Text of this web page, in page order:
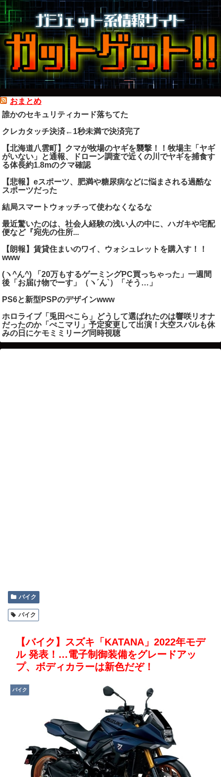
おまとめ
誰かのセキュリティカード落ちてた
クレカタッチ決済←1秒未満で決済完了
【北海道八雲町】クマが牧場のヤギを襲撃！！牧場主「ヤギ
がいない」と通報、ドローン調査で近くの川でヤギを捕食す
る体長約1.8mのクマ確認
【悲報】eスポーツ、肥満や糖尿病などに悩まされる過酷な
スポーツだった
結局スマートウォッチって使わなくなるな
最近驚いたのは、社会人経験の浅い人の中に、ハガキや宅配
便など『宛先の住所...
【朗報】賃貸住まいのワイ、ウォシュレットを購入す！！
www
(ヽ^ん^) 「20万もするゲーミングPC買っちゃった」一週間
後「お届け物でーす」（ヽ´ん`）「そう…」
PS6と新型PSPのデザインwww
ホロライブ「兎田ぺこら」どうして選ばれたのは響咲リオナ
だったのか「ぺこマリ」予定変更して出演！大空スバルも休
みの日にケモミミリーグ同時視聴
バイク
バイク
【バイク】スズキ「KATANA」2022年モデ
ル 発表！…電子制御装備をグレードアッ
プ、ボディカラーは新色だぞ！
バイク